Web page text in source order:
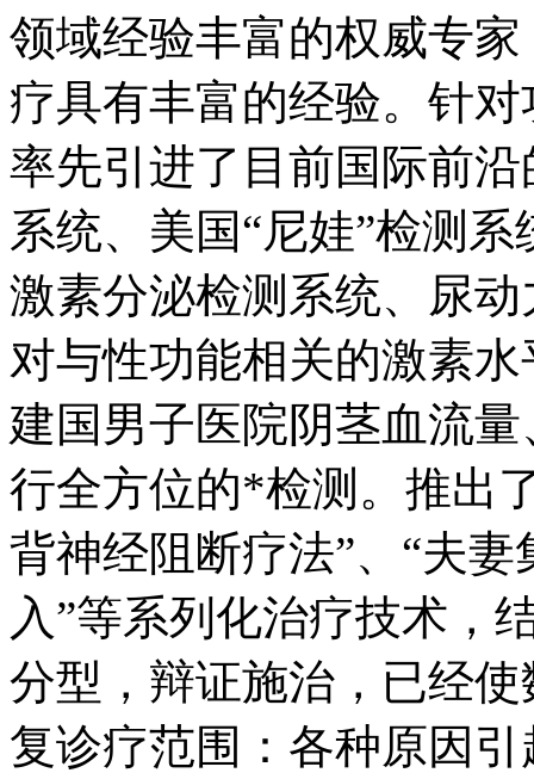
领域经验丰富的权威专
疗具有丰富的经验。针
率先引进了目前国际前
系统、美国“尼娃”检测
激素分泌检测系统、尿
对与性功能相关的激素
建国男子医院阴茎血流
行全方位的*检测。推出
背神经阻断疗法”、“夫
入”等系列化治疗技术，
分型，辩证施治，已经
复诊疗范围：各种原因